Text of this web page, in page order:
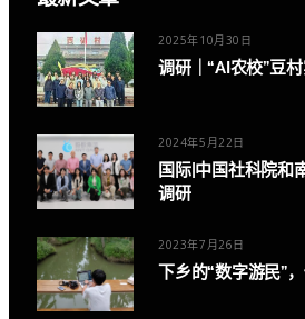
2025年10月30日
调研｜“AI农校”豆村
2024年5月22日
国际|中国社科院和
调研
2023年7月26日
下乡的“数字游民”